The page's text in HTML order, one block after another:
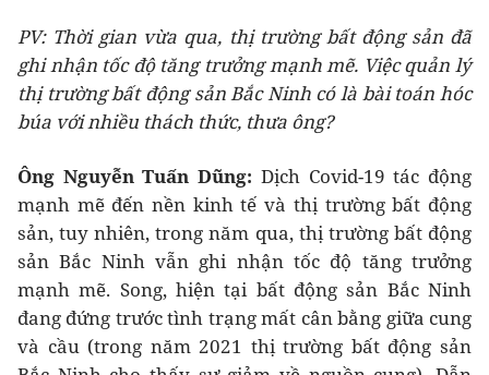
PV: Thời gian vừa qua, thị trường bất động sản đã
ghi nhận tốc độ tăng trưởng mạnh mẽ. Việc quản lý
thị trường bất động sản Bắc Ninh có là bài toán hóc
búa với nhiều thách thức, thưa ông?
Ông Nguyễn Tuấn Dũng: Dịch Covid-19 tác động
mạnh mẽ đến nền kinh tế và thị trường bất động
sản, tuy nhiên, trong năm qua, thị trường bất động
sản Bắc Ninh vẫn ghi nhận tốc độ tăng trưởng
mạnh mẽ. Song, hiện tại bất động sản Bắc Ninh
đang đứng trước tình trạng mất cân bằng giữa cung
và cầu (trong năm 2021 thị trường bất động sản